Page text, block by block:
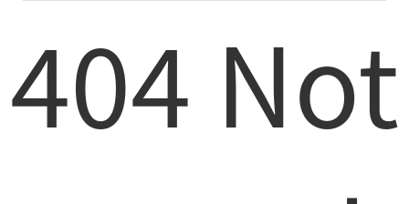
404 Not